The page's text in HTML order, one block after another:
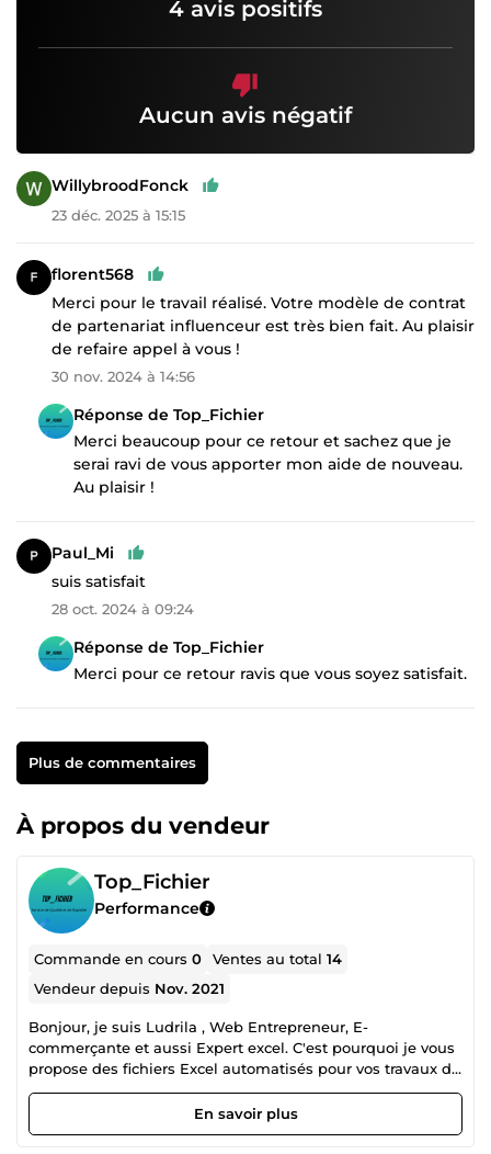
4 avis positifs
Aucun avis négatif
WillybroodFonck
23 déc. 2025 à 15:15
florent568
Merci pour le travail réalisé. Votre modèle de contrat
de partenariat influenceur est très bien fait. Au plaisir
de refaire appel à vous !
30 nov. 2024 à 14:56
Réponse de Top_Fichier
Merci beaucoup pour ce retour et sachez que je
serai ravi de vous apporter mon aide de nouveau.
Au plaisir !
Paul_Mi
suis satisfait
28 oct. 2024 à 09:24
Réponse de Top_Fichier
Merci pour ce retour ravis que vous soyez satisfait.
Plus de commentaires
À propos du vendeur
Top_Fichier
Performance
Commande en cours0 Ventes au total14
Vendeur depuis Nov. 2021
Bonjour, je suis Ludrila , Web Entrepreneur, E-
commerçante et aussi Expert excel. C'est pourquoi je vous
propose des fichiers Excel automatisés pour vos travaux de
traitement de données et aussi des thèmes pour votre
boutique Shopify facile à installer et à utiliser! N'hésitez
pas à m'écrire je serai heureuse de répondre à vos
En savoir plus